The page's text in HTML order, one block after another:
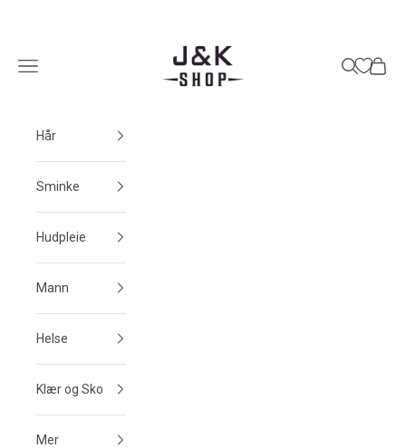
J&K Shop
Meny
Søk
Hår
Sminke
Hudpleie
Mann
Helse
Klær og Sko
Mer